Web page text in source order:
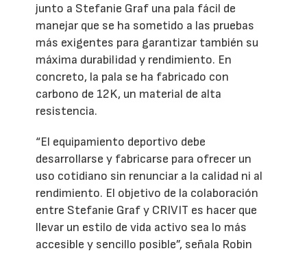
junto a Stefanie Graf una pala fácil de
manejar que se ha sometido a las pruebas
más exigentes para garantizar también su
máxima durabilidad y rendimiento. En
concreto, la pala se ha fabricado con
carbono de 12K, un material de alta
resistencia.
“El equipamiento deportivo debe
desarrollarse y fabricarse para ofrecer un
uso cotidiano sin renunciar a la calidad ni al
rendimiento. El objetivo de la colaboración
entre Stefanie Graf y CRIVIT es hacer que
llevar un estilo de vida activo sea lo más
accesible y sencillo posible”, señala Robin